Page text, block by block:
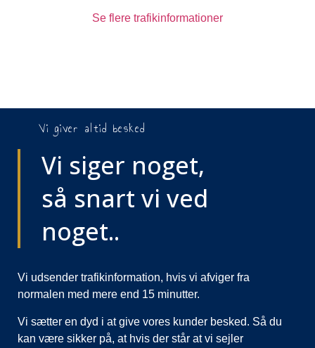
Se flere trafikinformationer
Vi giver altid besked
Vi siger noget,
så snart vi ved
noget..
Vi udsender trafikinformation, hvis vi afviger fra
normalen med mere end 15 minutter.
Vi sætter en dyd i at give vores kunder besked. Så du
kan være sikker på, at hvis der står at vi sejler